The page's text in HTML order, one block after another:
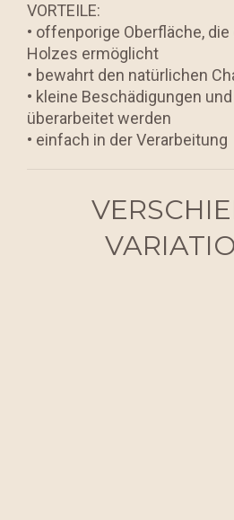
VORTEILE:
• offenporige Oberfläche, die
Holzes ermöglicht
• bewahrt den natürlichen
• kleine Beschädigungen
überarbeitet werden
• einfach in der Verarbeitung